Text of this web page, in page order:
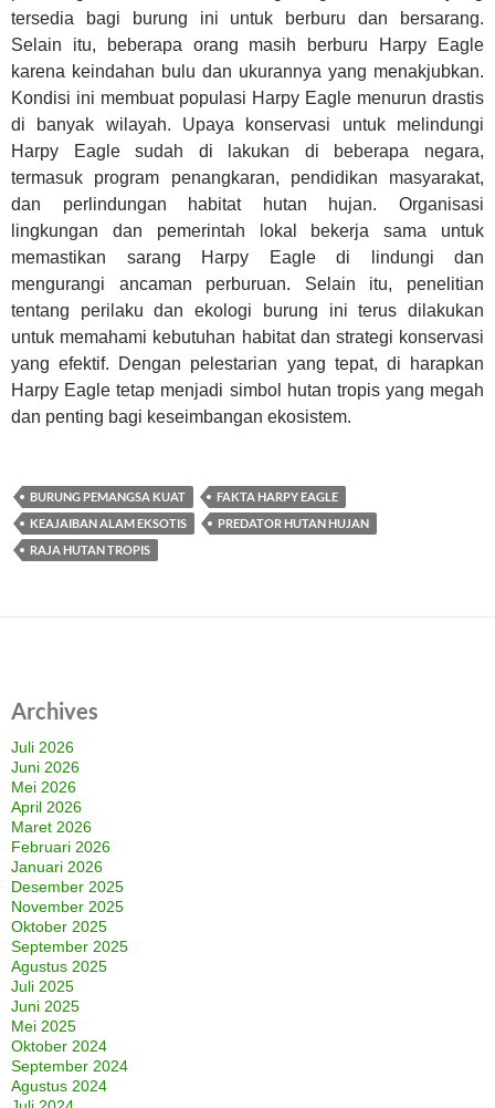
tersedia bagi burung ini untuk berburu dan bersarang.
Selain itu, beberapa orang masih berburu Harpy Eagle
karena keindahan bulu dan ukurannya yang menakjubkan.
Kondisi ini membuat populasi Harpy Eagle menurun drastis
di banyak wilayah. Upaya konservasi untuk melindungi
Harpy Eagle sudah di lakukan di beberapa negara,
termasuk program penangkaran, pendidikan masyarakat,
dan perlindungan habitat hutan hujan. Organisasi
lingkungan dan pemerintah lokal bekerja sama untuk
memastikan sarang Harpy Eagle di lindungi dan
mengurangi ancaman perburuan. Selain itu, penelitian
tentang perilaku dan ekologi burung ini terus dilakukan
untuk memahami kebutuhan habitat dan strategi konservasi
yang efektif. Dengan pelestarian yang tepat, di harapkan
Harpy Eagle tetap menjadi simbol hutan tropis yang megah
dan penting bagi keseimbangan ekosistem.
BURUNG PEMANGSA KUAT
FAKTA HARPY EAGLE
KEAJAIBAN ALAM EKSOTIS
PREDATOR HUTAN HUJAN
RAJA HUTAN TROPIS
Archives
Juli 2026
Juni 2026
Mei 2026
April 2026
Maret 2026
Februari 2026
Januari 2026
Desember 2025
November 2025
Oktober 2025
September 2025
Agustus 2025
Juli 2025
Juni 2025
Mei 2025
Oktober 2024
September 2024
Agustus 2024